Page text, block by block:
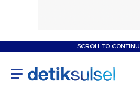
SCROLL TO